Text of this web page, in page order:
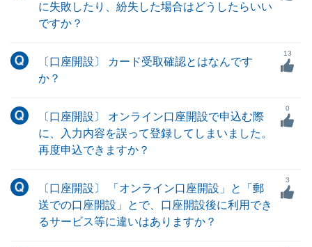
に失敗したり、紛失した場合はどうしたらいい
ですか？
〔口座開設〕 カード受取確認とはなんです
か？
13
〔口座開設〕 オンライン口座開設で申込む際
に、入力内容を誤って登録してしまいました。
再度申込できますか？
0
〔口座開設〕 「オンライン口座開設」と「郵
送での口座開設」とで、口座開設後に利用でき
るサービス等に違いはありますか？
3